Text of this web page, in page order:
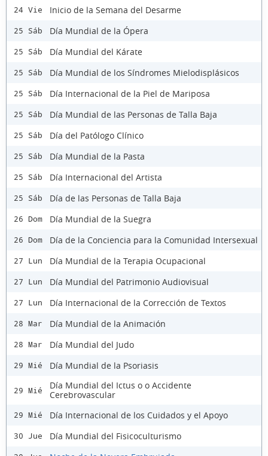
24 Vie Inicio de la Semana del Desarme
25 Sáb Día Mundial de la Ópera
25 Sáb Día Mundial del Kárate
25 Sáb Día Mundial de los Síndromes Mielodisplásicos
25 Sáb Día Internacional de la Piel de Mariposa
25 Sáb Día Mundial de las Personas de Talla Baja
25 Sáb Día del Patólogo Clínico
25 Sáb Día Mundial de la Pasta
25 Sáb Día Internacional del Artista
25 Sáb Día de las Personas de Talla Baja
26 Dom Día Mundial de la Suegra
26 Dom Día de la Conciencia para la Comunidad Intersexual
27 Lun Día Mundial de la Terapia Ocupacional
27 Lun Día Mundial del Patrimonio Audiovisual
27 Lun Día Internacional de la Corrección de Textos
28 Mar Día Mundial de la Animación
28 Mar Día Mundial del Judo
29 Mié Día Mundial de la Psoriasis
29 Mié
Día Mundial del Ictus o o Accidente
Cerebrovascular
29 Mié Día Internacional de los Cuidados y el Apoyo
30 Jue Día Mundial del Fisicoculturismo